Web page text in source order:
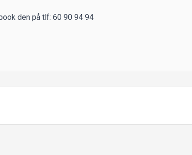
den på tlf: 60 90 94 94